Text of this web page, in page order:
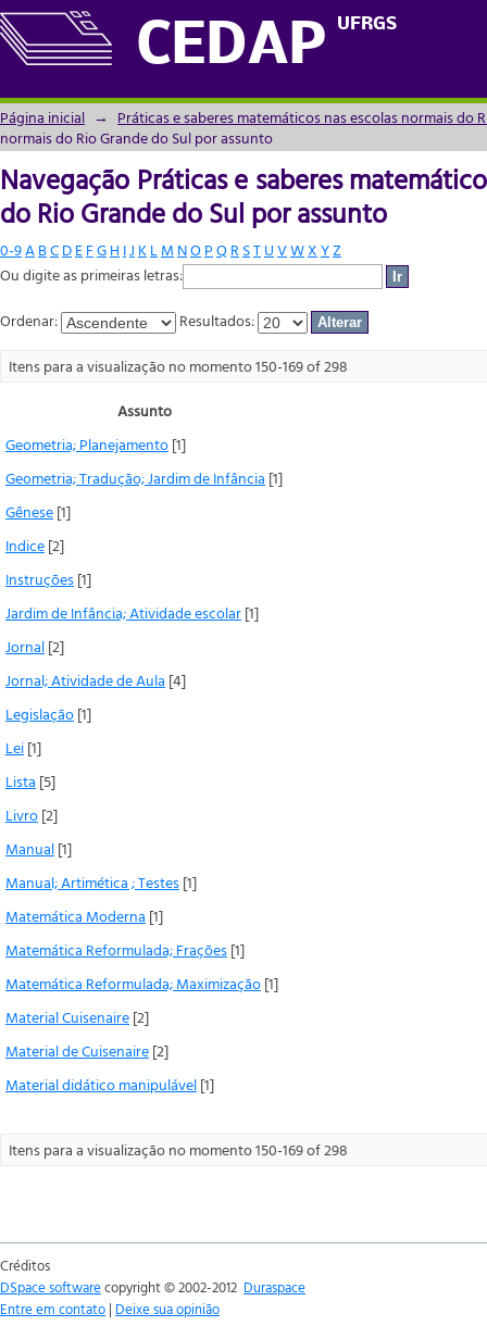
CEDAP UFRGS
Navegação Práticas e saberes
assunto
Página inicial → Práticas e saberes matemáticos nas escolas normais do
normais do Rio Grande do Sul por assunto
Navegação Práticas e saberes
do Rio Grande do Sul por assunto
0-9ABCDEFGH IJ KLM NOPQRSTUVWXYZ
Ou digite as primeiras letras:
Ordenar:
Resultados:
Itens para a visualização no momento 150-169 of 298
Assunto
Geometria; Planejamento[1]
Geometria; Tradução; Jardim de Infância [1]
Gênese[1]
Indice[2]
Instruções[1]
Jardim de Infância; Atividade escolar[1]
Jornal[2]
Jornal; Atividade de Aula [4]
Legislação[1]
Lei[1]
Lista [5]
Livro[2]
Manual[1]
Manual; Artimética ; Testes[1]
Matemática Moderna [1]
Matemática Reformulada; Frações[1]
Matemática Reformulada; Maximização[1]
Material Cuisenaire[2]
Material de Cuisenaire[2]
Material didático manipulável[1]
Itens para a visualização no momento 150-169 of 298
Créditos
DSpace softwarecopyright © 2002-2012 Duraspace
Entre em contato | Deixe sua opinião